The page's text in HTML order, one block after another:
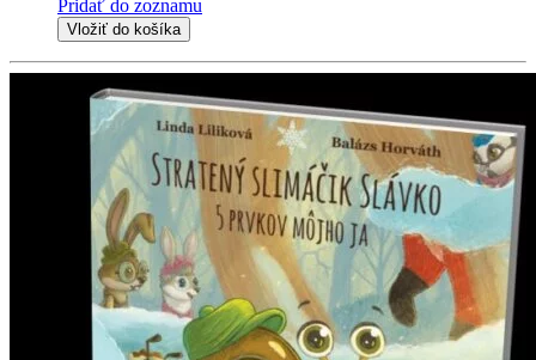
Pridať do zoznamu
Vložiť do košíka